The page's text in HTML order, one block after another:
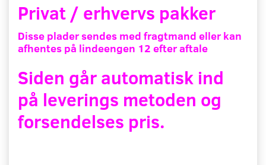
Privat / erhvervs pakker
Disse plader sendes med fragtmand eller kan
afhentes på lindeengen 12 efter aftale
Siden går automatisk ind
på leverings metoden og
forsendelses pris.